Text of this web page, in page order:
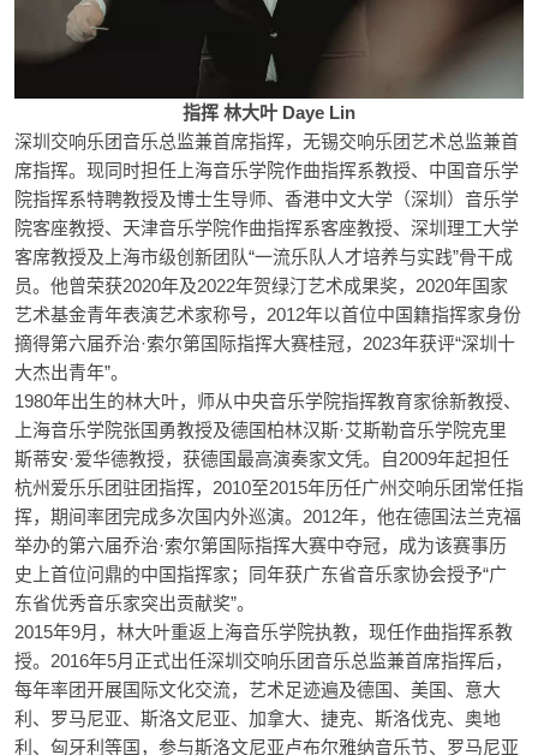
指挥 林大叶 Daye Lin
深圳交响乐团音乐总监兼首席指挥，无锡交响乐团艺术总监兼首
席指挥。现同时担任上海音乐学院作曲指挥系教授、中国音乐学
院指挥系特聘教授及博士生导师、香港中文大学（深圳）音乐学
院客座教授、天津音乐学院作曲指挥系客座教授、深圳理工大学
客席教授及上海市级创新团队“一流乐队人才培养与实践”骨干成
员。他曾荣获2020年及2022年贺绿汀艺术成果奖，2020年国家
艺术基金青年表演艺术家称号，2012年以首位中国籍指挥家身份
摘得第六届乔治·索尔第国际指挥大赛桂冠，2023年获评“深圳十
大杰出青年”。
1980年出生的林大叶，师从中央音乐学院指挥教育家徐新教授、
上海音乐学院张国勇教授及德国柏林汉斯·艾斯勒音乐学院克里
斯蒂安·爱华德教授，获德国最高演奏家文凭。自2009年起担任
杭州爱乐乐团驻团指挥，2010至2015年历任广州交响乐团常任指
挥，期间率团完成多次国内外巡演。2012年，他在德国法兰克福
举办的第六届乔治·索尔第国际指挥大赛中夺冠，成为该赛事历
史上首位问鼎的中国指挥家；同年获广东省音乐家协会授予“广
东省优秀音乐家突出贡献奖”。
2015年9月，林大叶重返上海音乐学院执教，现任作曲指挥系教
授。2016年5月正式出任深圳交响乐团音乐总监兼首席指挥后，
每年率团开展国际文化交流，艺术足迹遍及德国、美国、意大
利、罗马尼亚、斯洛文尼亚、加拿大、捷克、斯洛伐克、奥地
利、匈牙利等国，参与斯洛文尼亚卢布尔雅纳音乐节、罗马尼亚